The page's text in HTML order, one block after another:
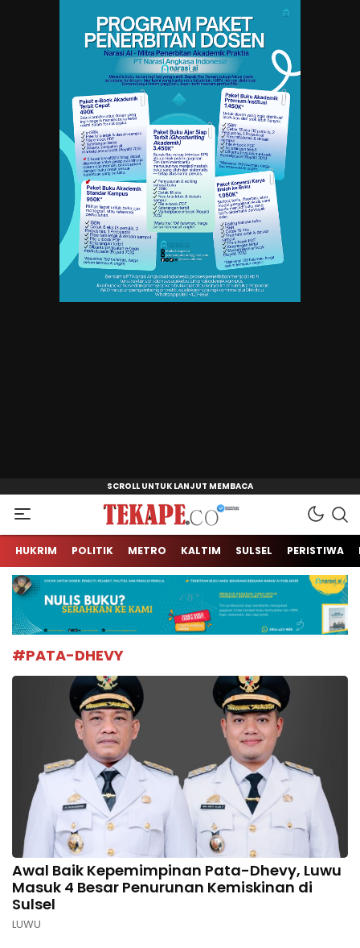
Tekape.co
Jendela Informasi Kita
HUKRIM POLITIK METRO KALTIM SULSEL PERISTIWA
#PATA-DHEVY
Awal Baik Kepemimpinan Pata-Dhevy, Luwu
Masuk 4 Besar Penurunan Kemiskinan di
Sulsel
LUWU